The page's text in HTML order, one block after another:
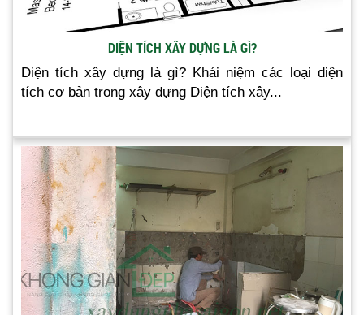
DIỆN TÍCH XÂY DỰNG LÀ GÌ?
Diện tích xây dựng là gì? Khái niệm các loại diện
tích cơ bản trong xây dựng Diện tích xây...